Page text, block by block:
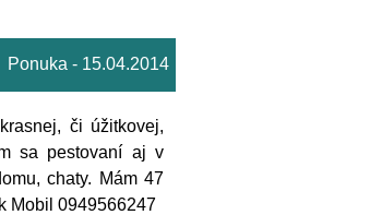
Ponuka - 15.04.2014
či úžitkovej,
sa pestovaní aj v
chaty. Mám 47
Mobil 0949566247